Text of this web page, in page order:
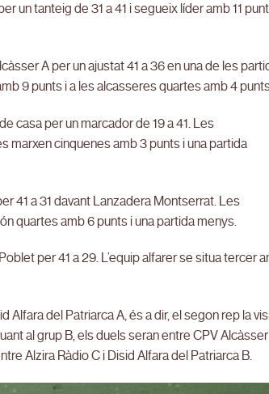
un tanteig de 31 a 41 i segueix líder amb 11
A per un ajustat 41 a 36 en una de les
9 punts i a les alcasseres quartes amb 4
casa per un marcador de 19 a 41. Les
marxen cinquenes amb 3 punts i una partida
41 a 31 davant Lanzadera Montserrat. Les
quartes amb 6 punts i una partida menys.
per 41 a 29. L’equip alfarer se situa tercer
Alfara del Patriarca A, és a dir, el segon rep la
al grup B, els duels seran entre CPV
Alzira Ràdio C i Disid Alfara del Patriarca B.